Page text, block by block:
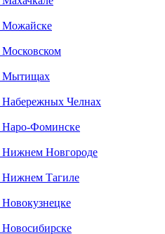
Можайске
Московском
Мытищах
Набережных Челнах
Наро-Фоминске
Нижнем Новгороде
Нижнем Тагиле
Новосибирске